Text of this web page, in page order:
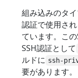
組み込みのタ
認証で使用さ
ています。こ
SSH認証として
ルドに ssh-
要があります。